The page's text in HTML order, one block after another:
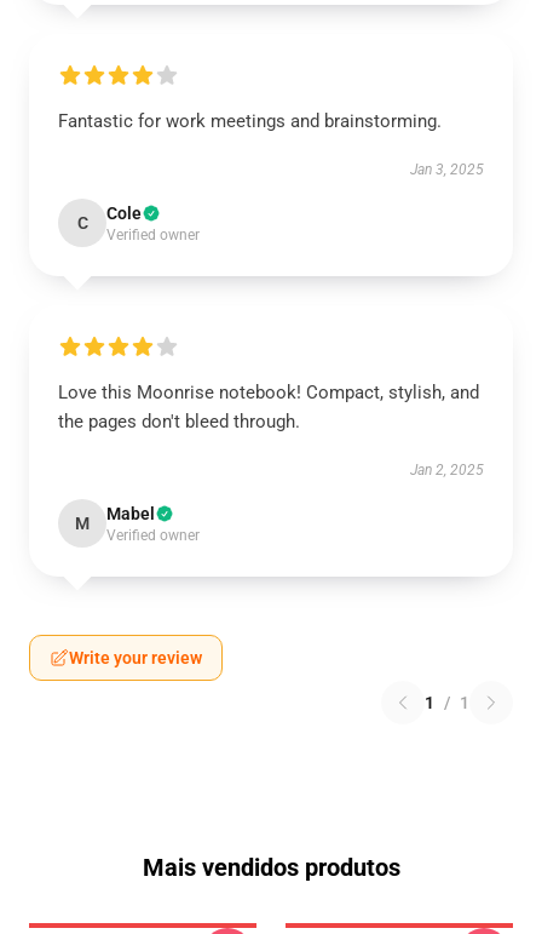
Fantastic for work meetings and brainstorming.
Jan 3, 2025
C Cole
Verified owner
Love this Moonrise notebook! Compact, stylish, and
the pages don't bleed through.
Jan 2, 2025
M Mabel
Verified owner
Write your review
1 / 1
Mais vendidos produtos